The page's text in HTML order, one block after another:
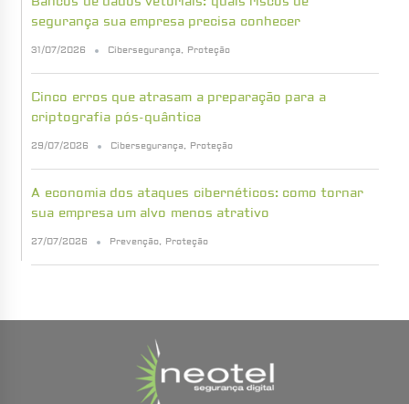
segurança sua empresa precisa conhecer
31/07/2026 Cibersegurança, Proteção
Cinco erros que atrasam a preparação para a
criptografia pós-quântica
29/07/2026 Cibersegurança, Proteção
A economia dos ataques cibernéticos: como tornar
sua empresa um alvo menos atrativo
27/07/2026 Prevenção, Proteção